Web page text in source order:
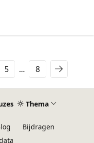
5 ... 8
Thema
Bijdragen